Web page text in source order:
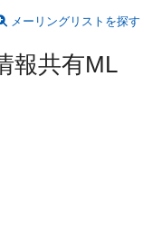
メーリングリストを探す
報共有ML